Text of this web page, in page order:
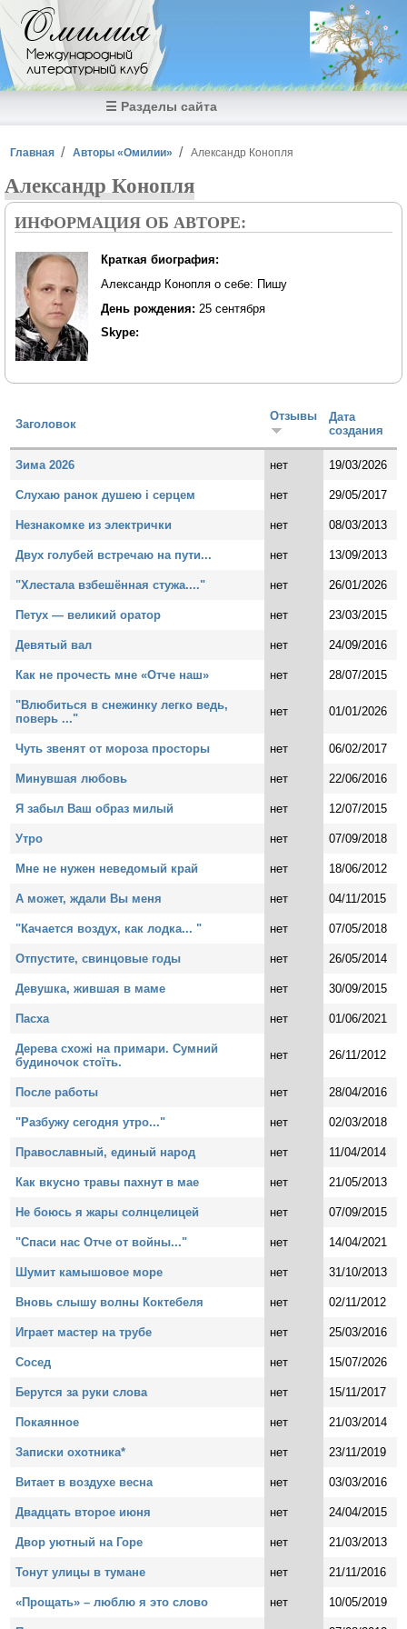
Перейти к основному содержанию
Омилия
Международный
литературный клуб
☰ Разделы сайта
Вы здесь
Главная Авторы «Омилии» Александр Конопля
Александр Конопля
ИНФОРМАЦИЯ ОБ АВТОРЕ:
Краткая биография:
Александр Конопля о себе: Пишу
День рождения: 25 сентября
Skype:
Заголовок
Отзывы
Дата
создания
Зима 2026 нет 19/03/2026
Слухаю ранок душею і серцем нет 29/05/2017
Незнакомке из электрички нет 08/03/2013
Двух голубей встречаю на пути... нет 13/09/2013
"Хлестала взбешённая стужа...." нет 26/01/2026
Петух — великий оратор нет 23/03/2015
Девятый вал нет 24/09/2016
Как не прочесть мне «Отче наш» нет 28/07/2015
"Влюбиться в снежинку легко ведь,
поверь ..."
нет 01/01/2026
Чуть звенят от мороза просторы нет 06/02/2017
Минувшая любовь нет 22/06/2016
Я забыл Ваш образ милый нет 12/07/2015
Утро нет 07/09/2018
Мне не нужен неведомый край нет 18/06/2012
А может, ждали Вы меня нет 04/11/2015
"Качается воздух, как лодка... " нет 07/05/2018
Отпустите, свинцовые годы нет 26/05/2014
Девушка, жившая в маме нет 30/09/2015
Пасха нет 01/06/2021
Дерева схожі на примари. Сумний
будиночок стоїть.
нет 26/11/2012
После работы нет 28/04/2016
"Разбужу сегодня утро..." нет 02/03/2018
Православный, единый народ нет 11/04/2014
Как вкусно травы пахнут в мае нет 21/05/2013
Не боюсь я жары солнцелицей нет 07/09/2015
"Спаси нас Отче от войны..." нет 14/04/2021
Шумит камышовое море нет 31/10/2013
Вновь слышу волны Коктебеля нет 02/11/2012
Играет мастер на трубе нет 25/03/2016
Сосед нет 15/07/2026
Берутся за руки слова нет 15/11/2017
Покаянное нет 21/03/2014
Записки охотника* нет 23/11/2019
Витает в воздухе весна нет 03/03/2016
Двадцать второе июня нет 24/04/2015
Двор уютный на Горе нет 21/03/2013
Тонут улицы в тумане нет 21/11/2016
«Прощать» – люблю я это слово нет 10/05/2019